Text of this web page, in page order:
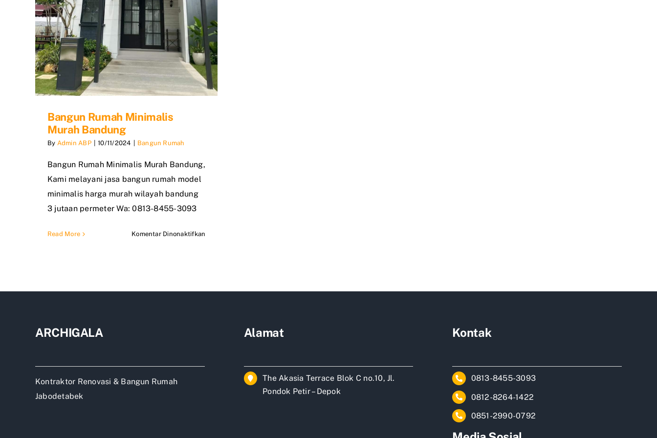
Bangun Rumah Minimalis
Murah Bandung
By Admin ABP 10/11/2024 Bangun Rumah
Bangun Rumah Minimalis Murah Bandung,
Kami melayani jasa bangun rumah model
minimalis harga murah wilayah bandung
3 jutaan permeter Wa: 0813-8455-3093
Read More Komentar Dinonaktifkan
Bandung
ARCHIGALA
Kontraktor Renovasi & Bangun Rumah
Jabodetabek
Alamat
The Akasia Terrace Blok C no.10, Jl.
Pondok Petir – Depok
Kontak
0813-8455-3093
0812-8264-1422
0851-2990-0792